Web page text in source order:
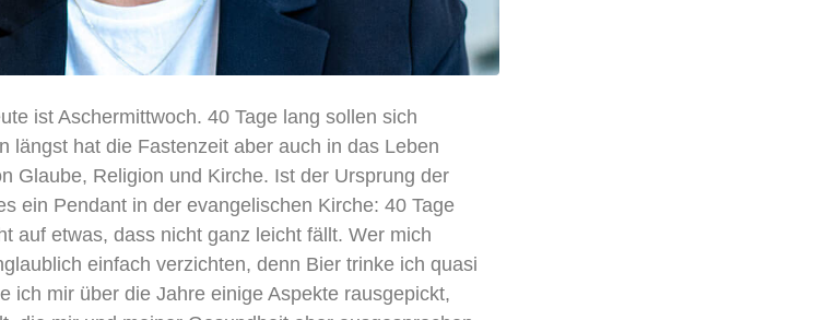
ist Aschermittwoch. 40 Tage lang sollen sich
längst hat die Fastenzeit aber auch in das Leben
Glaube, Religion und Kirche. Ist der Ursprung der
ein Pendant in der evangelischen Kirche: 40 Tage
auf etwas, dass nicht ganz leicht fällt. Wer mich
einfach verzichten, denn Bier trinke ich quasi
ich mir über die Jahre einige Aspekte rausgepickt,